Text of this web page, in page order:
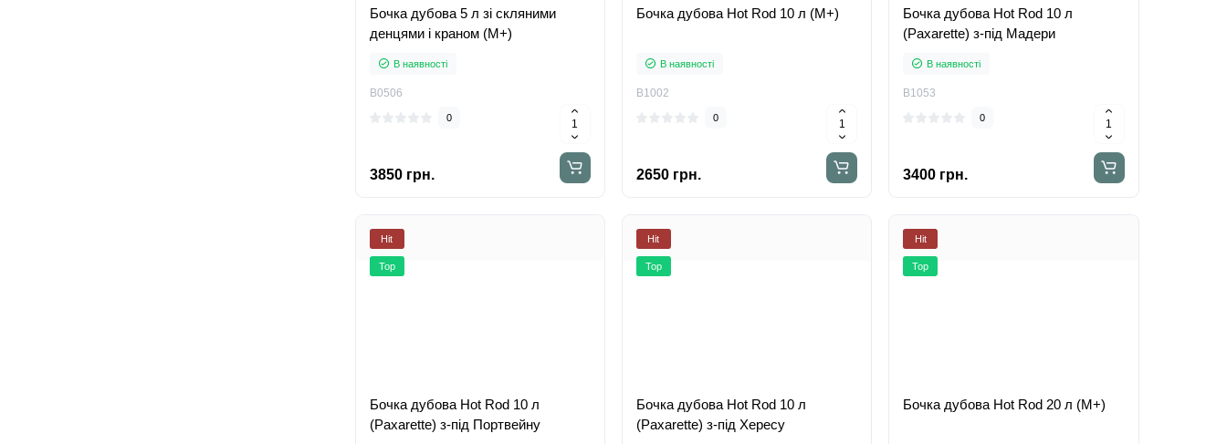
Бочка дубова 5 л зі скляними
денцями і краном (М+)
В наявності
B0506
0
3850 грн.
Бочка дубова Hot Rod 10 л (M+)
В наявності
B1002
0
2650 грн.
Бочка дубова Hot Rod 10 л
(Paxarette) з-під Мадери
В наявності
B1053
0
3400 грн.
Hit
Top
Бочка дубова Hot Rod 10 л
(Paxarette) з-під Портвейну
Hit
Top
Бочка дубова Hot Rod 10 л
(Paxarette) з-під Хересу
Hit
Top
Бочка дубова Hot Rod 20 л (M+)